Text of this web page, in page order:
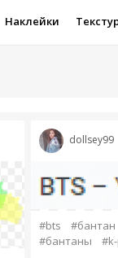
Наклейки
dollsey99
#bts #бантан
#бантаны